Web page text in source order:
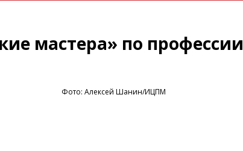
мастера» по профессии
Фото: Алексей Шанин/ИЦПМ